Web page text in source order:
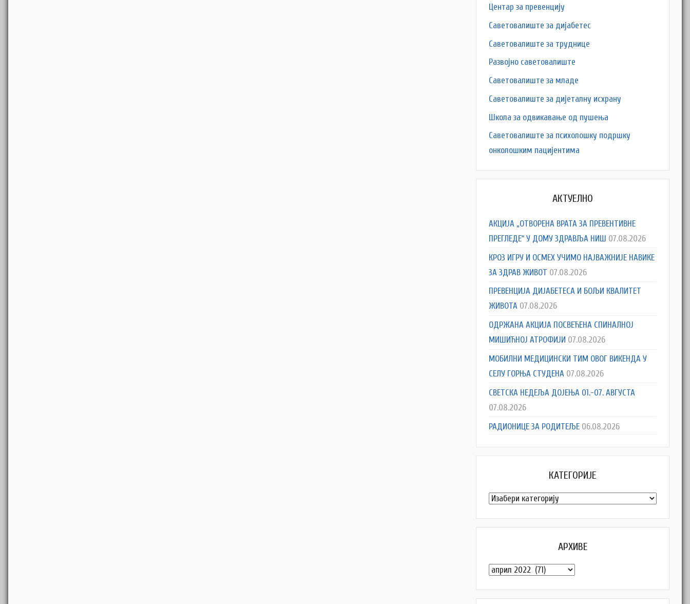
Центар за превенцију
Саветовалиште за дијабетес
Саветовалиште за труднице
Развојно саветовалиште
Саветовалиште за младе
Саветовалиште за дијеталну исхрану
Школа за одвикавање од пушења
Саветовалиште за психолошку подршку
онколошким пацијентима
АКТУЕЛНО
АКЦИЈА „ОТВОРЕНА ВРАТА ЗА ПРЕВЕНТИВНЕ
ПРЕГЛЕДЕ“ У ДОМУ ЗДРАВЉА НИШ 07.08.2026
КРОЗ ИГРУ И ОСМЕХ УЧИМО НАЈВАЖНИЈЕ НАВИКЕ
ЗА ЗДРАВ ЖИВОТ 07.08.2026
ПРЕВЕНЦИЈА ДИЈАБЕТЕСА И БОЉИ КВАЛИТЕТ
ЖИВОТА 07.08.2026
ОДРЖАНА АКЦИЈА ПОСВЕЋЕНА СПИНАЛНОЈ
МИШИЋНОЈ АТРОФИЈИ 07.08.2026
МОБИЛНИ МЕДИЦИНСКИ ТИМ ОВОГ ВИКЕНДА У
СЕЛУ ГОРЊА СТУДЕНА 07.08.2026
СВЕТСКА НЕДЕЉА ДОЈЕЊА 01.-07. АВГУСТА
07.08.2026
РАДИОНИЦЕ ЗА РОДИТЕЉЕ 06.08.2026
КАТЕГОРИЈЕ
Категорије
АРХИВЕ
Архиве